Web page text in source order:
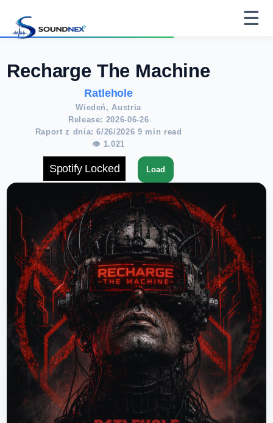
☰
Recharge The Machine
Ratlehole
Wiedeń, Austria
Release: 2026-06-26
Raport z dnia: 6/26/2026 9 min read
👁 1.021
Spotify Locked Load